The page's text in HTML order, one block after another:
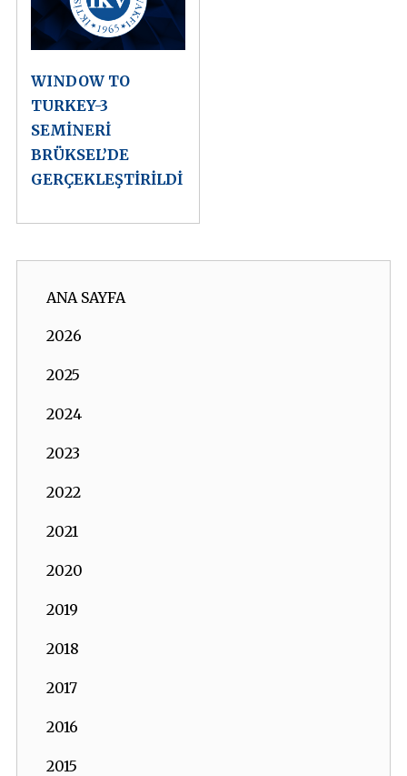
WINDOW TO
TURKEY-3
SEMİNERİ
BRÜKSEL’DE
GERÇEKLEŞTİRİLDİ
ANA SAYFA
2026
2025
2024
2023
2022
2021
2020
2019
2018
2017
2016
2015